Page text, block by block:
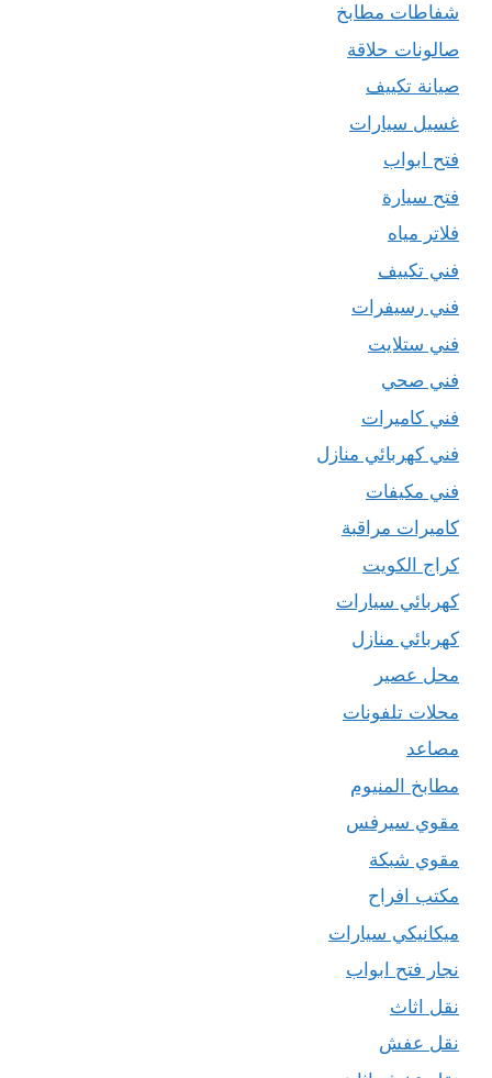
شفاطات مطابخ
صالونات حلاقة
صيانة تكييف
غسيل سيارات
فتح ابواب
فتح سيارة
فلاتر مياه
فني تكييف
فني رسيفرات
فني ستلايت
فني صحي
فني كاميرات
فني كهربائي منازل
فني مكيفات
كاميرات مراقبة
كراج الكويت
كهربائي سيارات
كهربائي منازل
محل عصير
محلات تلفونات
مصاعد
مطابخ المنيوم
مقوي سيرفس
مقوي شبكة
مكتب افراح
ميكانيكي سيارات
نجار فتح ابواب
نقل اثاث
نقل عفش